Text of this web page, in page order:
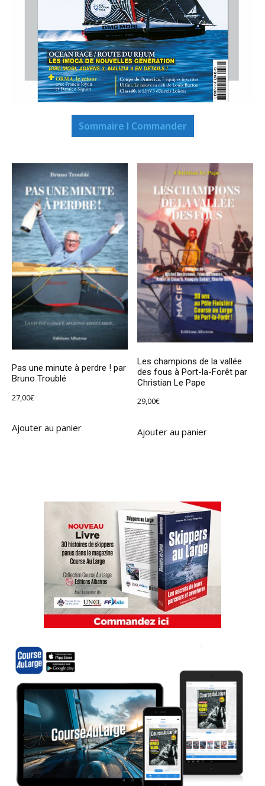
Sommaire I Commander
Pas une minute à perdre ! par
Bruno Troublé
27,00€
Ajouter au panier
Les champions de la vallée
des fous à Port-la-Forêt par
Christian Le Pape
29,00€
Ajouter au panier